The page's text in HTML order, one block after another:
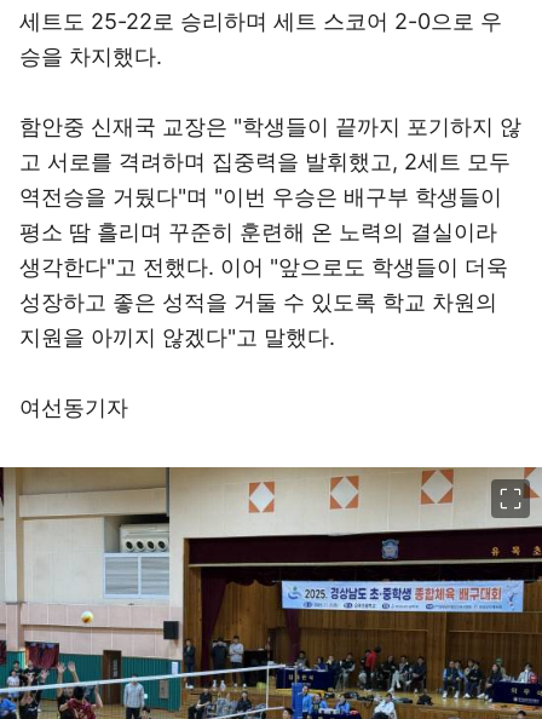
세트도 25-22로 승리하며 세트 스코어 2-0으로 우
승을 차지했다.
함안중 신재국 교장은 "학생들이 끝까지 포기하지 않
고 서로를 격려하며 집중력을 발휘했고, 2세트 모두
역전승을 거뒀다"며 "이번 우승은 배구부 학생들이
평소 땀 흘리며 꾸준히 훈련해 온 노력의 결실이라
생각한다"고 전했다. 이어 "앞으로도 학생들이 더욱
성장하고 좋은 성적을 거둘 수 있도록 학교 차원의
지원을 아끼지 않겠다"고 말했다.
여선동기자